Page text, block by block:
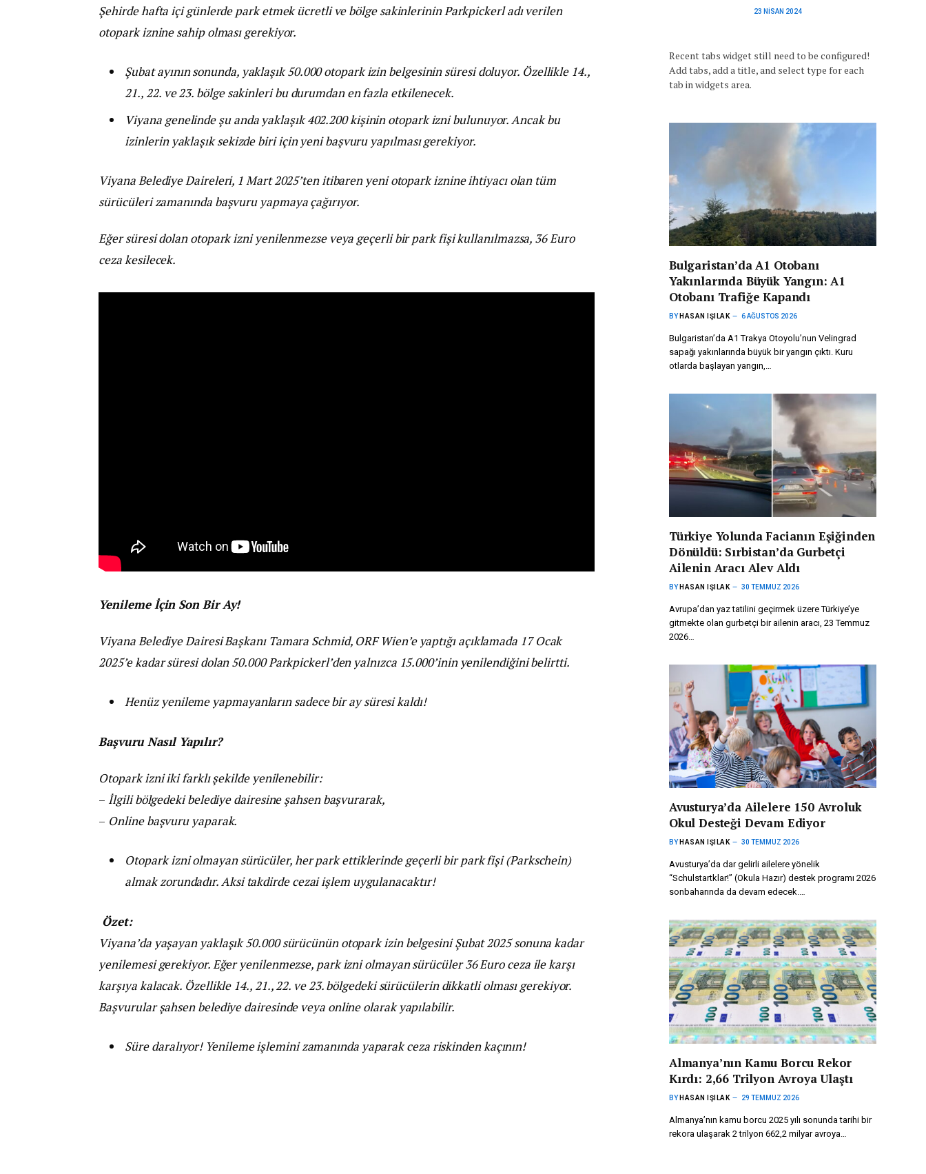
Şehirde hafta içi günlerde park etmek ücretli ve bölge sakinlerinin Parkpickerl adı verilen
otopark iznine sahip olması gerekiyor.
Şubat ayının sonunda, yaklaşık 50.000 otopark izin belgesinin süresi doluyor. Özellikle 14.,
21., 22. ve 23. bölge sakinleri bu durumdan en fazla etkilenecek.
Viyana genelinde şu anda yaklaşık 402.200 kişinin otopark izni bulunuyor. Ancak bu
izinlerin yaklaşık sekizde biri için yeni başvuru yapılması gerekiyor.
Viyana Belediye Daireleri, 1 Mart 2025’ten itibaren yeni otopark iznine ihtiyacı olan tüm
sürücüleri zamanında başvuru yapmaya çağırıyor.
Eğer süresi dolan otopark izni yenilenmezse veya geçerli bir park fişi kullanılmazsa, 36 Euro
ceza kesilecek.
Yenileme İçin Son Bir Ay!
Viyana Belediye Dairesi Başkanı Tamara Schmid, ORF Wien’e yaptığı açıklamada 17 Ocak
2025’e kadar süresi dolan 50.000 Parkpickerl’den yalnızca 15.000’inin yenilendiğini belirtti.
Henüz yenileme yapmayanların sadece bir ay süresi kaldı!
Başvuru Nasıl Yapılır?
Otopark izni iki farklı şekilde yenilenebilir:
– İlgili bölgedeki belediye dairesine şahsen başvurarak,
– Online başvuru yaparak.
Otopark izni olmayan sürücüler, her park ettiklerinde geçerli bir park fişi (Parkschein)
almak zorundadır. Aksi takdirde cezai işlem uygulanacaktır!
Özet:
Viyana’da yaşayan yaklaşık 50.000 sürücünün otopark izin belgesini Şubat 2025 sonuna kadar
yenilemesi gerekiyor. Eğer yenilenmezse, park izni olmayan sürücüler 36 Euro ceza ile karşı
karşıya kalacak. Özellikle 14., 21., 22. ve 23. bölgedeki sürücülerin dikkatli olması gerekiyor.
Başvurular şahsen belediye dairesinde veya online olarak yapılabilir.
Süre daralıyor! Yenileme işlemini zamanında yaparak ceza riskinden kaçının!
23 NISAN 2024
Recent tabs widget still need to be configured!
Add tabs, add a title, and select type for each
tab in widgets area.
Bulgaristan’da A1 Otobanı
Yakınlarında Büyük Yangın: A1
Otobanı Trafiğe Kapandı
BY HASAN IŞILAK 6 AĞUSTOS 2026
Bulgaristan’da A1 Trakya Otoyolu’nun Velingrad
sapağı yakınlarında büyük bir yangın çıktı. Kuru
otlarda başlayan yangın,…
Türkiye Yolunda Facianın Eşiğinden
Dönüldü: Sırbistan’da Gurbetçi
Ailenin Aracı Alev Aldı
BY HASAN IŞILAK 30 TEMMUZ 2026
Avrupa’dan yaz tatilini geçirmek üzere Türkiye’ye
gitmekte olan gurbetçi bir ailenin aracı, 23 Temmuz
2026…
Avusturya’da Ailelere 150 Avroluk
Okul Desteği Devam Ediyor
BY HASAN IŞILAK 30 TEMMUZ 2026
Avusturya’da dar gelirli ailelere yönelik
“Schulstartklar!” (Okula Hazır) destek programı 2026
sonbaharında da devam edecek.…
Almanya’nın Kamu Borcu Rekor
Kırdı: 2,66 Trilyon Avroya Ulaştı
BY HASAN IŞILAK 29 TEMMUZ 2026
Almanya’nın kamu borcu 2025 yılı sonunda tarihi bir
rekora ulaşarak 2 trilyon 662,2 milyar avroya…